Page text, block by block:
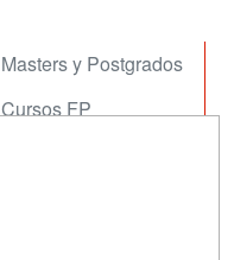
Masters y Postgrados
Cursos FP